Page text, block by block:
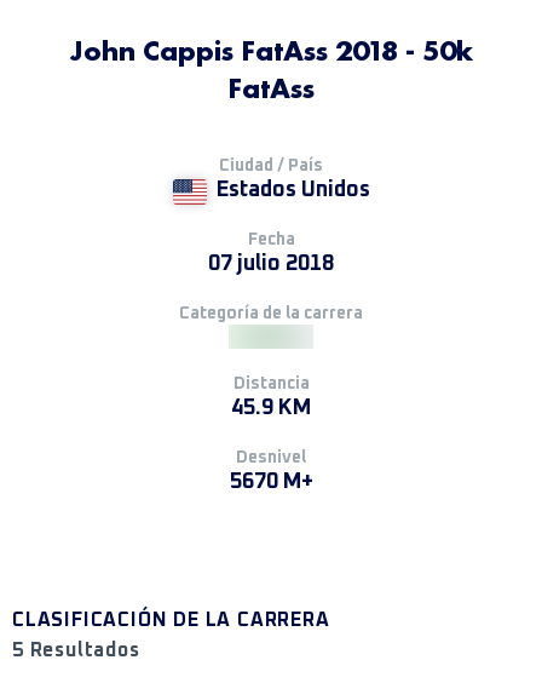
John Cappis FatAss 2018 - 50k
FatAss
Ciudad / País
Estados Unidos
Fecha
07 julio 2018
Categoría de la carrera
Distancia
45.9 KM
Desnivel
5670 M+
CLASIFICACIÓN DE LA CARRERA
5 Resultados